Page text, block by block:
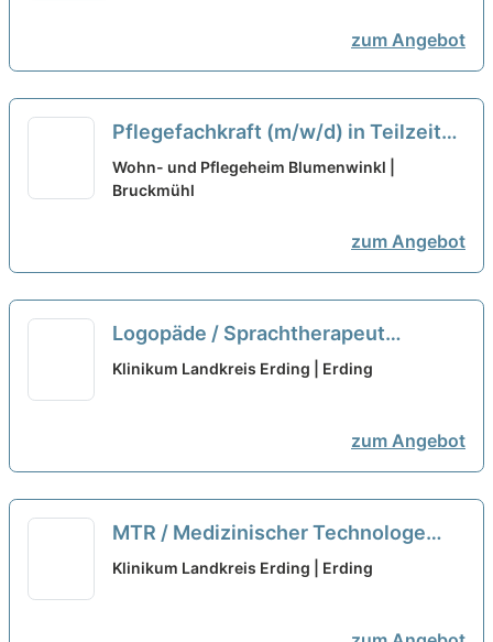
zum Angebot
Pflegefachkraft (m/w/d) in Teilzeit
(20 Stunden/Woche) - Wir freuen
uns auf Ihre Unterstützung!
Wohn- und Pflegeheim Blumenwinkl |
Bruckmühl
zum Angebot
Logopäde / Sprachtherapeut
(m/w/d) Vollzeit / Teilzeit neu
Klinikum Landkreis Erding | Erding
zum Angebot
MTR / Medizinischer Technologe
(m/w/d) für die Radiologie Vollzeit /
Klinikum Landkreis Erding | Erding